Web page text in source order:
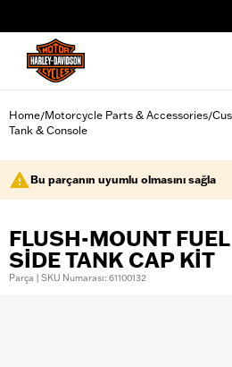
Home/Motorcycle Parts & Accessories/
Tank & Console
Bu parçanın uyumlu olmasını sağla
FLUSH-MOUNT
SIDE TANK CAP KIT
Parça | SKU Numarası: 61100132